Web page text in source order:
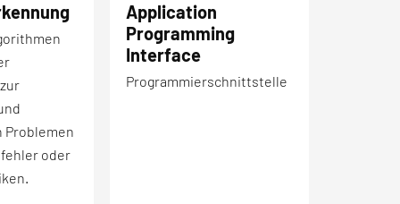
Problemen
oder
Application
Programming
Interface
Programmierschnittstelle